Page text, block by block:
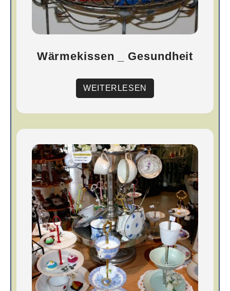
Wärmekissen _ Gesundheit
WEITERLESEN